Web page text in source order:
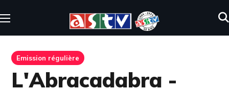
Emission régulière
L'Abracadabra -